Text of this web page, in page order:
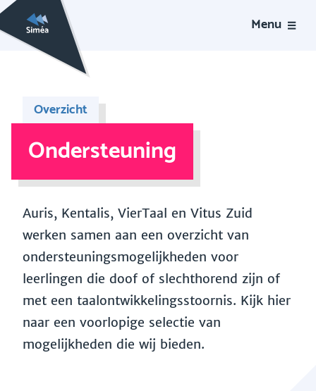
Menu
Overzicht
Ondersteuning
Auris, Kentalis, VierTaal en Vitus Zuid
werken samen aan een overzicht van
ondersteuningsmogelijkheden voor
leerlingen die doof of slechthorend zijn of
met een taalontwikkelingsstoornis. Kijk hier
naar een voorlopige selectie van
mogelijkheden die wij bieden.